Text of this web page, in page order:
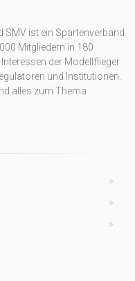
ist ein Spartenverband
Mitgliedern in 180
der Modellflieger
und Institutionen.
alles zum Thema